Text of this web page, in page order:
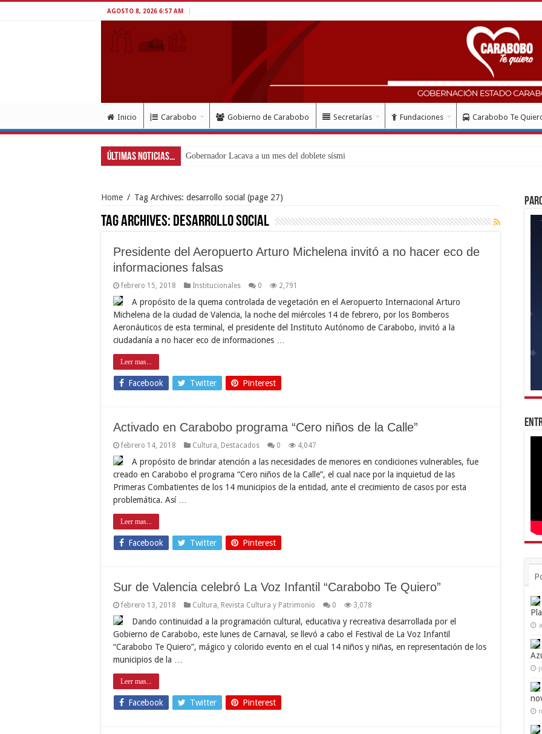
AGOSTO 8, 2026 6:57 AM
Inicio Carabobo Gobierno de Carabobo Secretarías Fundaciones Carabobo Te
Últimas Noticias... Gobernador Lacava a un mes del doblete sísmico: “Honro al valiente
Home / Tag Archives: desarrollo social (page 27)
Tag Archives: desarrollo social
Presidente del Aeropuerto Arturo Michelena invitó a no hacer eco de
informaciones falsas
febrero 15, 2018 Institucionales 0 2,791
A propósito de la quema controlada de vegetación en el Aeropuerto Internacional Arturo
Michelena de la ciudad de Valencia, la noche del miércoles 14 de febrero, por los Bomberos
Aeronáuticos de esta terminal, el presidente del Instituto Autónomo de Carabobo, invitó a la
ciudadanía a no hacer eco de informaciones …
Leer mas...
Facebook Twitter Pinterest
Activado en Carabobo programa “Cero niños de la Calle”
febrero 14, 2018 Cultura Destacados 0 4,047
A propósito de brindar atención a las necesidades de menores en condiciones vulnerables, fue
creado en Carabobo el programa “Cero niños de la Calle”, el cual nace por la inquietud de las
Primeras Combatientes de los 14 municipios de la entidad, ante el crecimiento de casos por esta
problemática. Así …
Leer mas...
Facebook Twitter Pinterest
Sur de Valencia celebró La Voz Infantil “Carabobo Te Quiero”
febrero 13, 2018 Cultura Revista Cultura y Patrimonio 0 3,078
Dando continuidad a la programación cultural, educativa y recreativa desarrollada por el
Gobierno de Carabobo, este lunes de Carnaval, se llevó a cabo el Festival de La Voz Infantil
“Carabobo Te Quiero”, mágico y colorido evento en el cual 14 niños y niñas, en representación de los
municipios de la …
Leer mas...
Facebook Twitter Pinterest